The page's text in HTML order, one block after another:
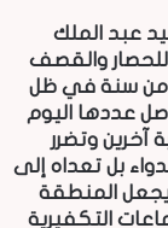
عبد الملك
للحصار والقصف
من سنة في ظل
عددها اليوم
آخرين وتضرر
بل تعداه إلى
يجعل المنطقة
التكفيرية